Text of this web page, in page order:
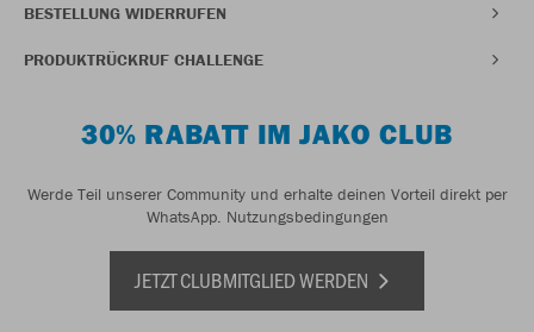
BESTELLUNG WIDERRUFEN
PRODUKTRÜCKRUF CHALLENGE
30% RABATT IM JAKO CLUB
Werde Teil unserer Community und erhalte deinen Vorteil direkt per
WhatsApp. Nutzungsbedingungen
JETZT CLUBMITGLIED WERDEN